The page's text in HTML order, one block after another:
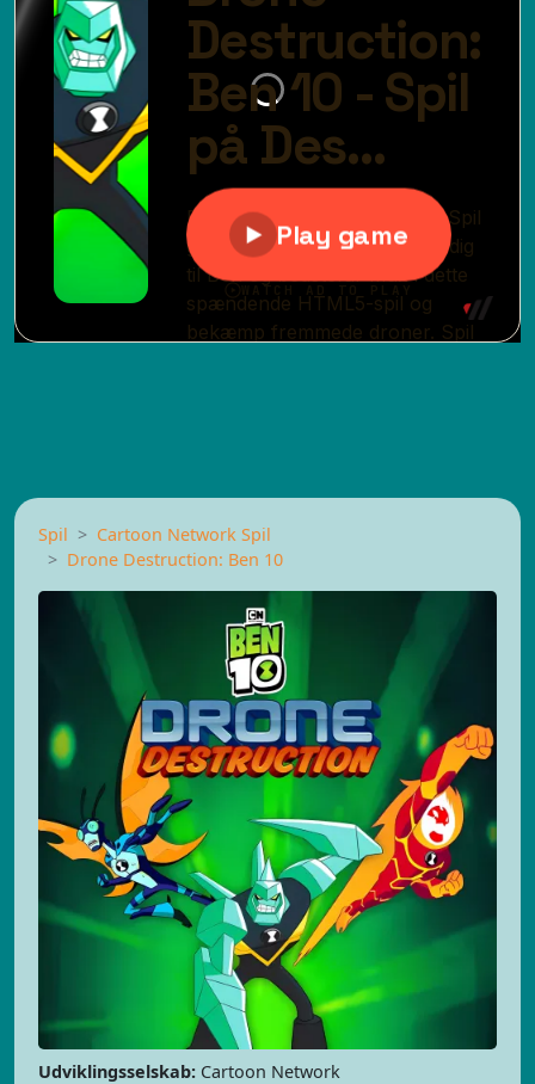
Spil
Cartoon Network Spil
Drone Destruction: Ben 10
Udviklingsselskab: Cartoon Network